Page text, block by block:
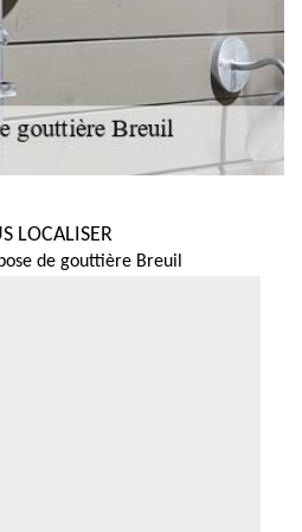
LOCALISER
de gouttière Breuil